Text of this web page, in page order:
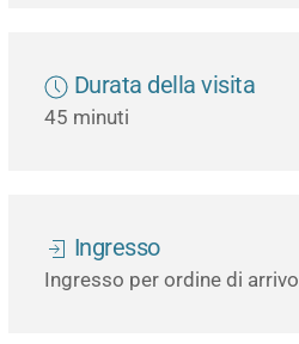
Durata della visita
45 minuti
Ingresso
Ingresso per ordine di arrivo